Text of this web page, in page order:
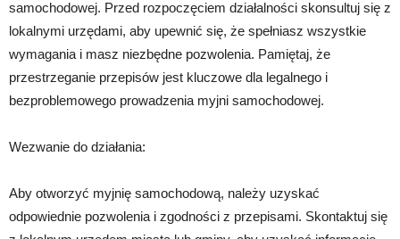
samochodowej. Przed rozpoczęciem działalności skonsultuj się z
lokalnymi urzędami, aby upewnić się, że spełniasz wszystkie
wymagania i masz niezbędne pozwolenia. Pamiętaj, że
przestrzeganie przepisów jest kluczowe dla legalnego i
bezproblemowego prowadzenia myjni samochodowej.
Wezwanie do działania:
Aby otworzyć myjnię samochodową, należy uzyskać
odpowiednie pozwolenia i zgodności z przepisami. Skontaktuj się